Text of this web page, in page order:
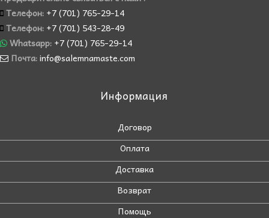
Телефон: +7 (701) 765-29-14
Телефон: +7 (701) 543-28-49
Whatsapp: +7 (701) 765-29-14
Почта:info@salemnamaste.com
Информация
Договор
Оплата
Доставка
Возврат
Помощь